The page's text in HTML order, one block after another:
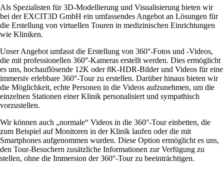
Als Spezialisten für 3D-Modellierung und Visualisierung bieten wir
bei der EXCIT3D GmbH ein umfassendes Angebot an Lösungen für
die Erstellung von virtuellen Touren in medizinischen Einrichtungen
wie Kliniken.
Unser Angebot umfasst die Erstellung von 360°-Fotos und -Videos,
die mit professionellen 360°-Kameras erstellt werden. Dies ermöglicht
es uns, hochauflösende 12K oder 8K-HDR-Bilder und Videos für eine
immersiv erlebbare 360°-Tour zu erstellen. Darüber hinaus bieten wir
die Möglichkeit, echte Personen in die Videos aufzunehmen, um die
einzelnen Stationen einer Klinik personalisiert und sympathisch
vorzustellen.
Wir können auch „normale“ Videos in die 360°-Tour einbetten, die
zum Beispiel auf Monitoren in der Klinik laufen oder die mit
Smartphones aufgenommen wurden. Diese Option ermöglicht es uns,
den Tour-Besuchern zusätzliche Informationen zur Verfügung zu
stellen, ohne die Immersion der 360°-Tour zu beeinträchtigen.